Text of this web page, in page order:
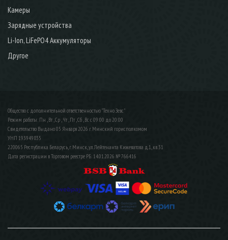
Камеры
Зарядные устройства
Li-Ion, LiFePO4 Аккумуляторы
Другое
Общество с дополнительной ответственностью "Техно Зевс"
Режим работы: Пн , Вт , Ср , Чт , Пт , Сб , Вс c 09:00 до 20:00
Свидетельство Выдано 05 Января 2026 г. Минский горисполкомом
УНП 193949835
220065 Республика Беларусь, г. Минск, ул. Лейтенанта Кижеватова д.1, кв. 31
Дата регистрации в Торговом реестре РБ: 14.01.2026 № 766416